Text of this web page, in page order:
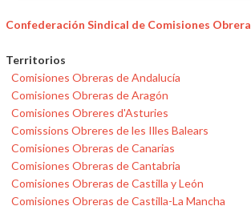
Confederación Sindical de Comisiones
Territorios
Comisiones Obreras de Andalucía
Comisiones Obreras de Aragón
Comisiones Obreres d'Asturies
Comissions Obreres de les Illes Balears
Comisiones Obreras de Canarias
Comisiones Obreras de Cantabria
Comisiones Obreras de Castilla y León
Comisiones Obreras de Castilla-La Mancha